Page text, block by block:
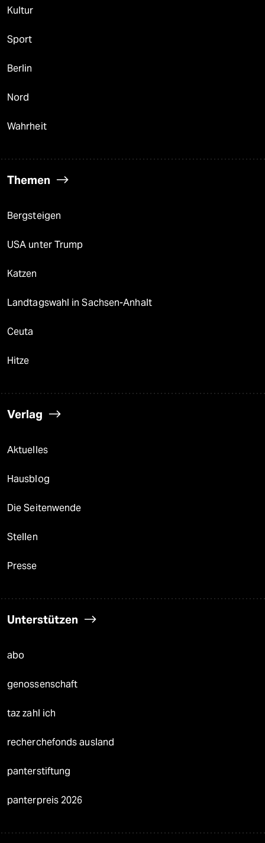
Kultur
Sport
Berlin
Nord
Wahrheit
Themen
Bergsteigen
USA unter Trump
Katzen
Landtagswahl in Sachsen-Anhalt
Ceuta
Hitze
Verlag
Aktuelles
Hausblog
Die Seitenwende
Stellen
Presse
Unterstützen
abo
genossenschaft
taz zahl ich
recherchefonds ausland
panterstiftung
panterpreis 2026